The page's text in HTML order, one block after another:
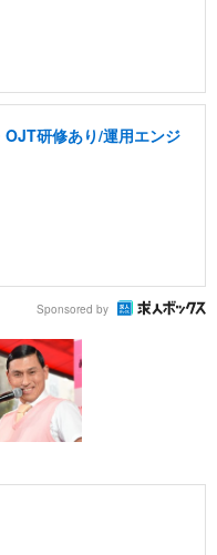
研修あり/運用エンジ
Sponsored by